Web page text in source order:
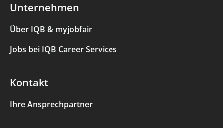
Unternehmen
Über IQB & myjobfair
Jobs bei IQB Career Services
Kontakt
Ihre Ansprechpartner